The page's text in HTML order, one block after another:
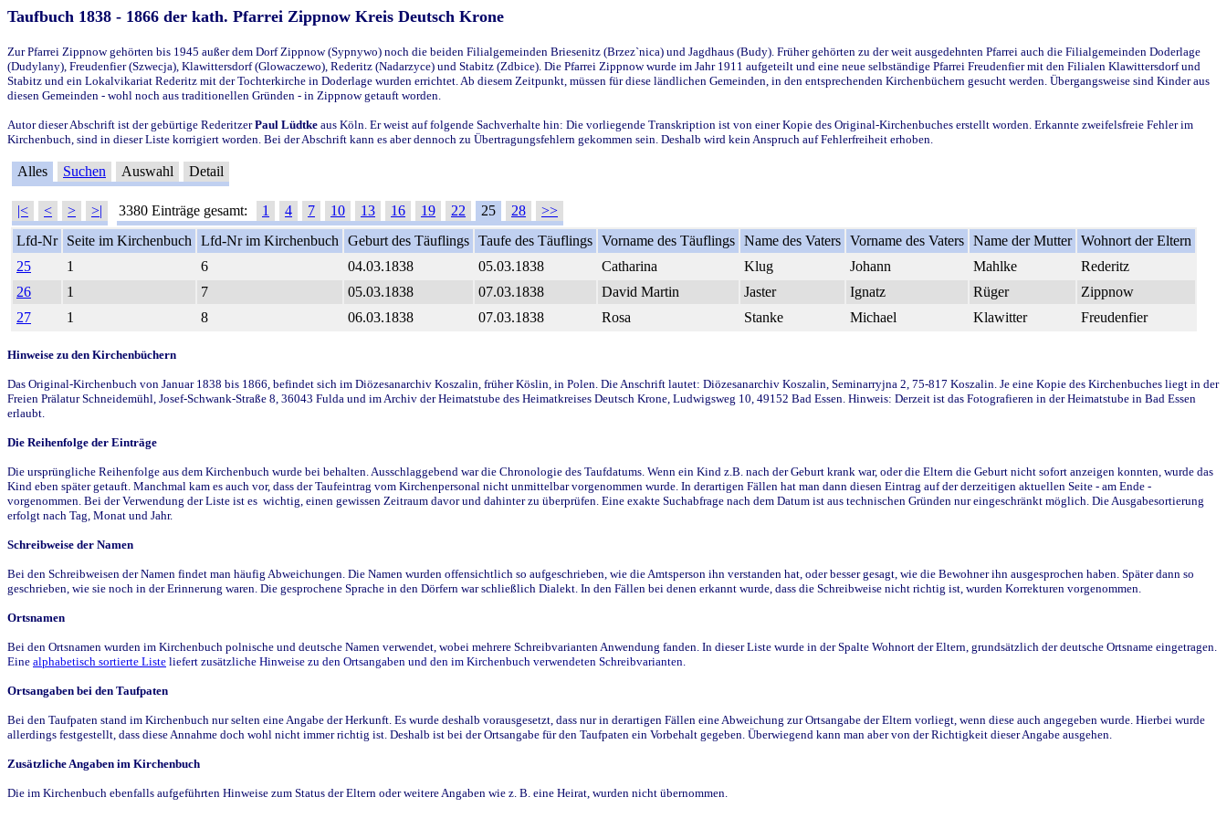
Taufbuch 1838 - 1866 der kath. Pfarrei Zippnow Kreis Deutsch Krone
Zur Pfarrei Zippnow gehörten bis 1945 außer dem Dorf Zippnow (Sypnywo) noch die beiden Filialgemeinden Briesenitz (Brzez`nica) und Jagdhaus (Budy). Früher gehörten zu der weit ausgedehnten Pfarrei auch die Filialgemeinden Doderlage
(Dudylany), Freudenfier (Szwecja), Klawittersdorf (Glowaczewo), Rederitz (Nadarzyce) und Stabitz (Zdbice). Die Pfarrei Zippnow wurde im Jahr 1911 aufgeteilt und eine neue selbständige Pfarrei Freudenfier mit den Filialen Klawittersdorf und
Stabitz und ein Lokalvikariat Rederitz mit der Tochterkirche in Doderlage wurden errichtet. Ab diesem Zeitpunkt, müssen für diese ländlichen Gemeinden, in den entsprechenden Kirchenbüchern gesucht werden. Übergangsweise sind Kinder aus
diesen Gemeinden - wohl noch aus traditionellen Gründen - in Zippnow getauft worden.
Autor dieser Abschrift ist der gebürtige RederitzerPaul Lüdtke aus Köln. Er weist auf folgende Sachverhalte hin: Die vorliegende Transkription ist von einer Kopie des Original-Kirchenbuches erstellt worden. Erkannte zweifelsfreie Fehler im
Kirchenbuch, sind in dieser Liste korrigiert worden. Bei der Abschrift kann es aber dennoch zu Übertragungsfehlern gekommen sein. Deshalb wird kein Anspruch auf Fehlerfreiheit erhoben.
Alles Suchen Auswahl Detail
|< < > >| 3380 Einträge gesamt: 1 4 7 10 13 16 19 22 25 28
>>
Lfd-Nr
Seite im Kirchenbuch Lfd-Nr im Kirchenbuch Geburt des Täuflings Taufe des Täuflings Vorname des Täuflings Name des Vaters Vorname des Vaters Name der Mutter Wohnort der Eltern
25
1 6 04.03.1838 05.03.1838 Catharina Klug Johann Mahlke
Rederitz
26
1 7 05.03.1838 07.03.1838 David Martin Jaster Ignatz Rüger
Zippnow
27
1 8 06.03.1838 07.03.1838 Rosa Stanke Michael Klawitter Freudenfier
Hinweise zu den Kirchenbüchern
Das Original-Kirchenbuch von Januar 1838 bis 1866, befindet sich im Diözesanarchiv Koszalin, früher Köslin, in Polen. Die Anschrift lautet: Diözesanarchiv Koszalin, Seminarryjna 2, 75-817 Koszalin. Je eine Kopie des Kirchenbuches liegt in der
Freien Prälatur Schneidemühl, Josef-Schwank-Straße 8, 36043 Fulda und im Archiv der Heimatstube des Heimatkreises Deutsch Krone, Ludwigsweg 10, 49152 Bad Essen. Hinweis: Derzeit ist das Fotografieren in der Heimatstube in Bad Essen
erlaubt.
Die Reihenfolge der Einträge
Die ursprüngliche Reihenfolge aus dem Kirchenbuch wurde bei behalten. Ausschlaggebend war die Chronologie des Taufdatums. Wenn ein Kind z.B. nach der Geburt krank war, oder die Eltern die Geburt nicht sofort anzeigen konnten, wurde das
Kind eben später getauft. Manchmal kam es auch vor, dass der Taufeintrag vom Kirchenpersonal nicht unmittelbar vorgenommen wurde. In derartigen Fällen hat man dann diesen Eintrag auf der derzeitigen aktuellen Seite - am Ende -
vorgenommen. Bei der Verwendung der Liste ist es wichtig, einen gewissen Zeitraum davor und dahinter zu überprüfen. Eine exakte Suchabfrage nach dem Datum ist aus technischen Gründen nur eingeschränkt möglich. Die Ausgabesortierung
erfolgt nach Tag, Monat und Jahr.
Schreibweise der Namen
Bei den Schreibweisen der Namen findet man häufig Abweichungen. Die Namen wurden offensichtlich so aufgeschrieben, wie die Amtsperson ihn verstanden hat, oder besser gesagt, wie die Bewohner ihn ausgesprochen haben. Später dann so
geschrieben, wie sie noch in der Erinnerung waren. Die gesprochene Sprache in den Dörfern war schließlich Dialekt. In den Fällen bei denen erkannt wurde, dass die Schreibweise nicht richtig ist, wurden Korrekturen vorgenommen.
Ortsnamen
Bei den Ortsnamen wurden im Kirchenbuch polnische und deutsche Namen verwendet, wobei mehrere Schreibvarianten Anwendung fanden. In dieser Liste wurde in der Spalte Wohnort der Eltern, grundsätzlich der deutsche Ortsname eingetragen.
Eine alphabetisch sortierte Liste liefert zusätzliche Hinweise zu den Ortsangaben und den im Kirchenbuch verwendeten Schreibvarianten.
Ortsangaben bei den Taufpaten
Bei den Taufpaten stand im Kirchenbuch nur selten eine Angabe der Herkunft. Es wurde deshalb vorausgesetzt, dass nur in derartigen Fällen eine Abweichung zur Ortsangabe der Eltern vorliegt, wenn diese auch angegeben wurde. Hierbei wurde
allerdings festgestellt, dass diese Annahme doch wohl nicht immer richtig ist. Deshalb ist bei der Ortsangabe für den Taufpaten ein Vorbehalt gegeben. Überwiegend kann man aber von der Richtigkeit dieser Angabe ausgehen.
Zusätzliche Angaben im Kirchenbuch
Die im Kirchenbuch ebenfalls aufgeführten Hinweise zum Status der Eltern oder weitere Angaben wie z. B. eine Heirat, wurden nicht übernommen.